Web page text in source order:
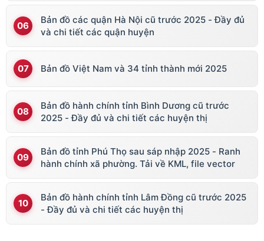
Bản đồ các quận Hà Nội cũ trước 2025 - Đầy đủ
và chi tiết các quận huyện
Bản đồ Việt Nam và 34 tỉnh thành mới 2025
Bản đồ hành chính tỉnh Bình Dương cũ trước
2025 - Đầy đủ và chi tiết các huyện thị
Bản đồ tỉnh Phú Thọ sau sáp nhập 2025 - Ranh
hành chính xã phường. Tải về KML, file vector
Bản đồ hành chính tỉnh Lâm Đồng cũ trước 2025
- Đầy đủ và chi tiết các huyện thị